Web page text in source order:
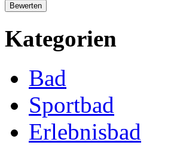
Kategorien
Bad
Sportbad
Erlebnisbad